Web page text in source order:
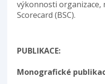
výkonnosti organizace,
Scorecard (BSC).
PUBLIKACE:
Monografické